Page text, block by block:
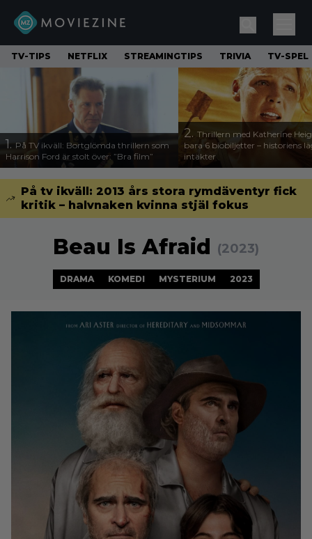
TV-TIPS NETFLIX STREAMINGTIPS TRIVIA TV-SPEL
1. På TV ikväll: Bortglömda thrillern som
Harrison Ford är stolt över: ”Bra film”
2. Thrillern med Katherine
bara 6 biobiljetter – historiens
intäkter
På tv ikväll: 2013 års stora rymdäventyr fick
kritik – halvnaken kvinna stjäl fokus
Beau Is Afraid (2023)
DRAMA KOMEDI MYSTERIUM 2023